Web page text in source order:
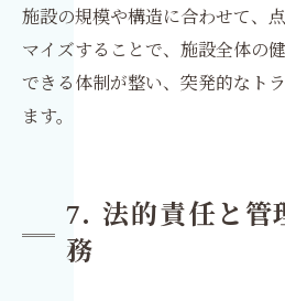
施設の規模や構造に合わせて、
マイズすることで、施設全体の
できる体制が整い、突発的なト
ます。
7. 法的責任と管
務